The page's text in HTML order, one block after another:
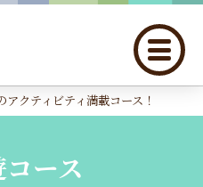
アクティビティ満載コース！
ース